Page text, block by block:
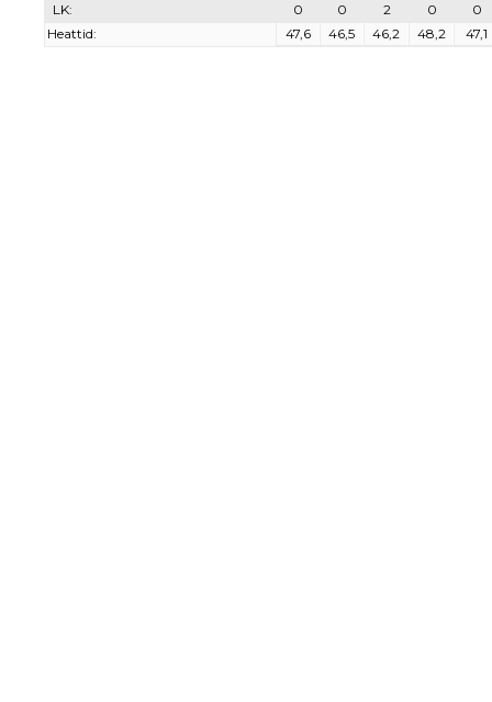
LK:
0 0 2 0
0
Heattid:
47,6 46,5 46,2 48,2 47,1